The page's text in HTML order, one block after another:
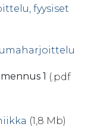
fyysiset
1 (.pdf
(1,8 Mb)